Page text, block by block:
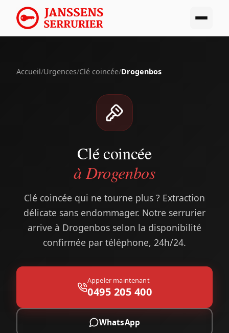
Accueil/Urgences/Clé coincée/Drogenbos
Clé coincée
à Drogenbos
Clé coincée qui ne tourne plus ? Extraction
délicate sans endommager. Notre serrurier
arrive à Drogenbos selon la disponibilité
confirmée par téléphone, 24h/24.
Appeler maintenant
0495 205 400
WhatsApp